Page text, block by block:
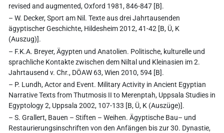
revised and augmented, Oxford 1981, 846-847 [B].
– W. Decker, Sport am Nil. Texte aus drei Jahrtausenden
ägyptischer Geschichte, Hildesheim 2012, 41-42 [B, Ü, K
(Auszug)].
– F.K.A. Breyer, Ägypten und Anatolien. Politische, kulturelle und
sprachliche Kontakte zwischen dem Niltal und Kleinasien im 2.
Jahrtausend v. Chr., DÖAW 63, Wien 2010, 594 [B].
– P. Lundh, Actor and Event. Military Activity in Ancient Egyptian
Narrative Texts from Thutmosis II to Merenptah, Uppsala Studies in
Egyptology 2, Uppsala 2002, 107-133 [B, Ü, K (Auszüge)].
– S. Grallert, Bauen – Stiften – Weihen. Ägyptische Bau– und
Restaurierungsinschriften von den Anfängen bis zur 30. Dynastie,